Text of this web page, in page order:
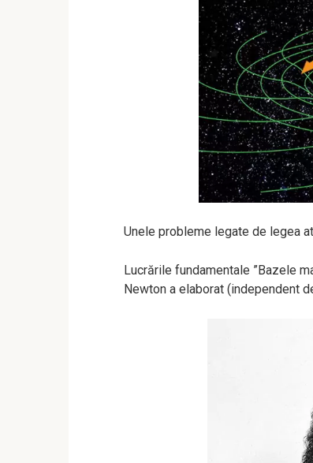
Unele probleme legate de legea
Lucrările fundamentale ”Bazele
Newton a elaborat (independent